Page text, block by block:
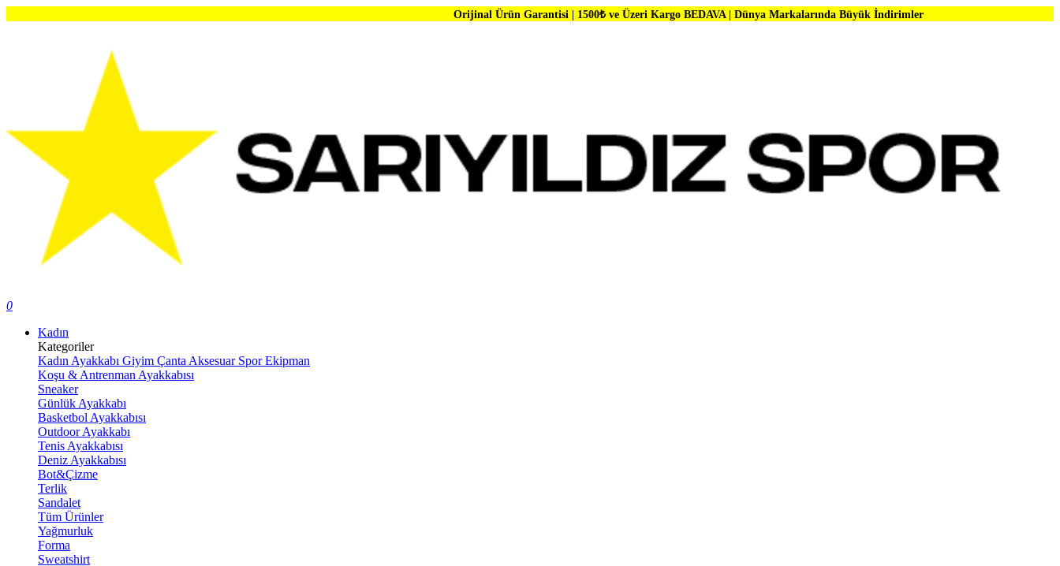
Orijinal Ürün Garantisi | 1500₺ ve Üzeri Kargo BEDAVA | Dünya Markalarında Büyük İndirimler
0
Kadın
Kategoriler
Kadın Ayakkabı Giyim Çanta Aksesuar Spor Ekipman
Koşu & Antrenman Ayakkabısı
Sneaker
Günlük Ayakkabı
Basketbol Ayakkabısı
Outdoor Ayakkabı
Tenis Ayakkabısı
Deniz Ayakkabısı
Bot&Çizme
Terlik
Sandalet
Tüm Ürünler
Yağmurluk
Forma
Sweatshirt